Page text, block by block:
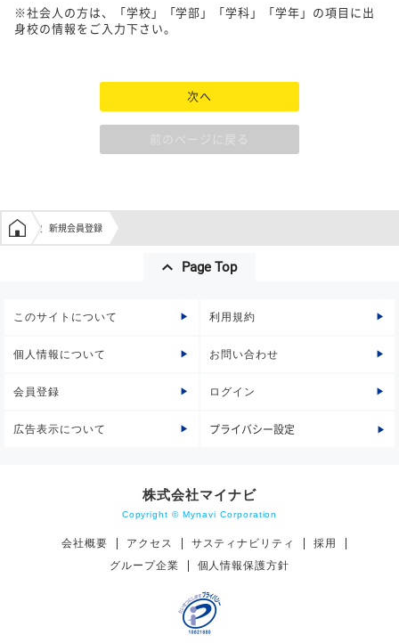
※社会人の方は、「学校」「学部」「学科」「学年」の項目に出
身校の情報をご入力下さい。
次へ
前のページに戻る
学生の窓口トップ
新規会員登録
Page Top
このサイトについて 利用規約
個人情報について お問い合わせ
会員登録 ログイン
広告表示について プライバシー設定
株式会社マイナビ
Copyright © Mynavi Corporation
会社概要 アクセス サスティナビリティ
採用
グループ企業
個人情報保護方針